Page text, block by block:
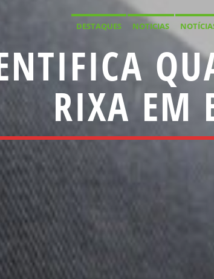
DESTAQUES NOTICIAS
RIXA EM